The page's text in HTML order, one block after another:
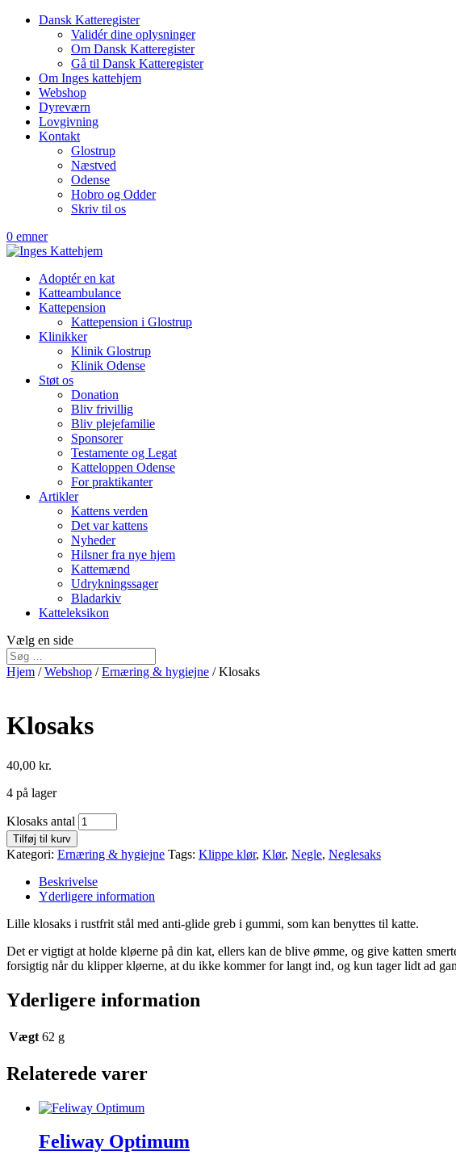
Dansk Katteregister
Validér dine oplysninger
Om Dansk Katteregister
Gå til Dansk Katteregister
Om Inges kattehjem
Webshop
Dyreværn
Lovgivning
Kontakt
Glostrup
Næstved
Odense
Hobro og Odder
Skriv til os
0 emner
Adoptér en kat
Katteambulance
Kattepension
Kattepension i Glostrup
Klinikker
Klinik Glostrup
Klinik Odense
Støt os
Donation
Bliv frivillig
Bliv plejefamilie
Sponsorer
Testamente og Legat
Katteloppen Odense
For praktikanter
Artikler
Kattens verden
Det var kattens
Nyheder
Hilsner fra nye hjem
Kattemænd
Udrykningssager
Bladarkiv
Katteleksikon
Vælg en side
Hjem /Webshop /Ernæring & hygiejne / Klosaks
Klosaks
40,00 kr.
4 på lager
Klosaks antal
Tilføj til kurv
Kategori: Ernæring & hygiejne Tags: Klippe klør, Klør, Negle, Neglesaks
Beskrivelse
Yderligere information
Lille klosaks i rustfrit stål med anti-glide greb i gummi, som kan benyttes til katte.
Det er vigtigt at holde kløerne på din kat, ellers kan de blive ømme, og give katten
forsigtig når du klipper kløerne, at du ikke kommer for langt ind, og kun tager lidt ad
Yderligere information
Vægt 62 g
Relaterede varer
Feliway Optimum